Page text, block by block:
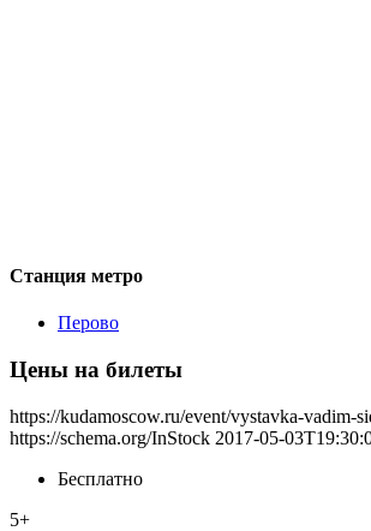
Станция метро
Перово
Цены на билеты
https://kudamoscow.ru/event/vystavka-vadim-
https://schema.org/InStock 2017-05-
Бесплатно
5+